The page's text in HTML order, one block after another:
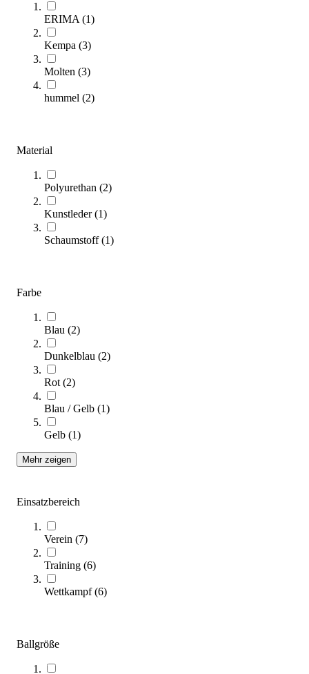
ERIMA (1)
Kempa (3)
Molten (3)
hummel (2)
Material
Polyurethan (2)
Kunstleder(1)
Schaumstoff(1)
Farbe
Blau (2)
Dunkelblau (2)
Rot (2)
Blau / Gelb (1)
Gelb (1)
Mehr zeigen
Einsatzbereich
Verein (7)
Training (6)
Wettkampf(6)
Ballgröße
Spielbälle
Artikel)
Sie mit unserem Kaufratgeber schnell und unkompliziert den idealen
Spielball für Ihr Spiel.
Zum Ratgeber
Kategorien & Filter
Sortieren nach
Molten® Handball H3A5000-B
87,30 €
Sofort lieferbar
Zum Produkt